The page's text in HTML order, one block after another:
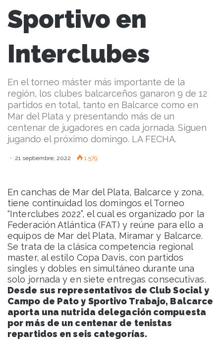
Sportivo en
Interclubes
En el torneo máster más importante de la
región, los clubes balcarceños ganaron 9 de 12
partidos en total, tanto en Balcarce como en
Mar del Plata y presentando más de un
centenar de jugadores en cada jornada. Siguen
jugando el próximo domingo. LA FECHA.
21 septiembre, 2022 1.579
En canchas de Mar del Plata, Balcarce y zona,
tiene continuidad los domingos el Torneo
“Interclubes 2022”, el cual es organizado por la
Federación Atlántica (FAT) y reúne para ello a
equipos de Mar del Plata, Miramar y Balcarce.
Se trata de la clásica competencia regional
master, al estilo Copa Davis, con partidos
singles y dobles en simultáneo durante una
solo jornada y en siete entregas consecutivas.
Desde sus representativos de Club Social y
Campo de Pato y Sportivo Trabajo, Balcarce
aporta una nutrida delegación compuesta
por más de un centenar de tenistas
repartidos en seis categorías.